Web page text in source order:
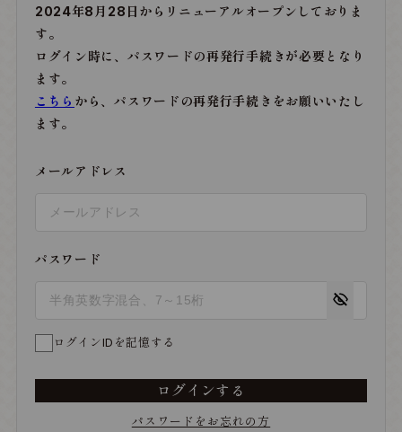
2024年8月28日からリニューアルオープンしておりま
す。
ログイン時に、パスワードの再発行手続きが必要となり
ます。
こちら から、パスワードの再発行手続きをお願いいたし
ます。
メールアドレス
パスワード
ログインIDを記憶する
ログインする
パスワードをお忘れの方